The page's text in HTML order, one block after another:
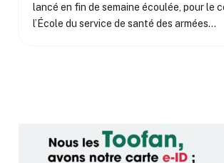
lancé en fin de semaine écoulée, pour le
l’École du service de santé des armées…